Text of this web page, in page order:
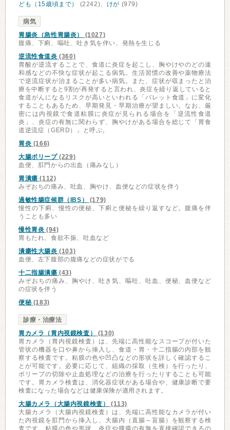
ども（15歳頃まで）
(2242)、 けが (979)
病気
胃腸炎（急性胃腸炎）
(1027)
腹痛、下痢、嘔吐、吐き気を伴い、発熱を生じる
逆流性食道炎 (360)
胃酸が逆流することで、食道に炎症を起こし、胸やけやのどの違
和感などの不快な症状が起こる病気。生活習慣の改善や薬物療法
で逆流症状が治まることが多い病気。また、症状が収まったと治
療を中断すると9割が再発すると言われ、炎症を繰り返していると
食道がんになるリスクが高いといわれる「バレット食道」に変化
することもあるため、早期発見・早期治療が望ましい。なお、厳
密には内視鏡で食道粘膜に炎症が見られる場合を「逆流性食道
炎」、炎症の有無に関わらず、胸やけがある場合を総じて「胃食
道逆流症（GERD）」と呼ぶ。
胃炎 (166)
大腸ポリープ(229)
血便、肛門からの出血（痛みなし）
胃潰瘍 (112)
みぞおちの痛み、吐血、胸やけ、血便などの症状を伴う
過敏性腸症候群（IBS）
(179)
慢性の下痢、慢性の便秘、下痢と便秘を繰り返すなど。腹痛を伴
うことも多い
慢性胃炎 (94)
胃もたれ、食欲不振、吐血など
潰瘍性大腸炎 (103)
血便、左下腹部の腹痛などの症状がでる
十二指腸潰瘍 (43)
みぞおちの痛み、胸やけ、吐き気、嘔吐、吐血、便秘、血便など
の症状を伴う
便秘(183)
診療・治療法
胃カメラ（胃内視鏡検査）
(130)
胃カメラ（胃内視鏡検査）は、先端に高性能なスコープが付いた
管状の機器を口や鼻から挿入し、食道・胃・十二指腸の内部を観
察する検査です。粘膜の色や凹凸などの形状を詳しく確認するこ
とが可能です。必要に応じて、組織の採取（生検）を行ったり、
ポリープの切除や止血処理などの治療を行ったりすることも可能
です。胃カメラ検査は、消化器症状がある場合や、健康診断で要
検査になった場合などは健康保険が適用されます。
大腸カメラ（大腸内視鏡検査）
(113)
大腸カメラ（大腸内視鏡検査）は、先端に高性能なカメラが付い
た内視鏡を肛門から挿入し、大腸内（直腸～盲腸）を観察する検
査です。粘膜の色や形状、炎症や腫瘍の有無を直接確認できるの